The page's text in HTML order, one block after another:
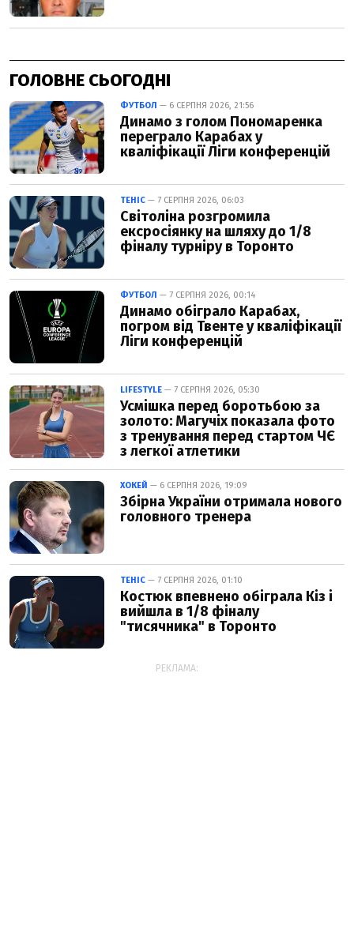
ГОЛОВНЕ СЬОГОДНІ
ФУТБОЛ — 6 СЕРПНЯ 2026, 21:56
Динамо з голом Пономаренка
переграло Карабах у
кваліфікації Ліги конференцій
ТЕНІС — 7 СЕРПНЯ 2026, 06:03
Світоліна розгромила
ексросіянку на шляху до 1/8
фіналу турніру в Торонто
ФУТБОЛ — 7 СЕРПНЯ 2026, 00:14
Динамо обіграло Карабах,
погром від Твенте у кваліфікації
Ліги конференцій
LIFESTYLE — 7 СЕРПНЯ 2026, 05:30
Усмішка перед боротьбою за
золото: Магучіх показала фото
з тренування перед стартом ЧЄ
з легкої атлетики
ХОКЕЙ — 6 СЕРПНЯ 2026, 19:09
Збірна України отримала нового
головного тренера
ТЕНІС — 7 СЕРПНЯ 2026, 01:10
Костюк впевнено обіграла Кіз і
вийшла в 1/8 фіналу
"тисячника" в Торонто
РЕКЛАМА: